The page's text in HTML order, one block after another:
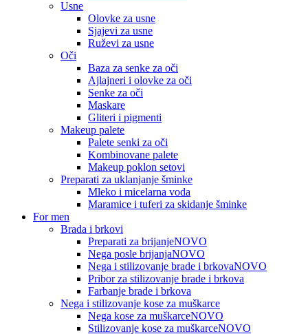
Usne
Olovke za usne
Sjajevi za usne
Ruževi za usne
Oči
Baza za senke za oči
Ajlajneri i olovke za oči
Senke za oči
Maskare
Gliteri i pigmenti
Makeup palete
Palete senki za oči
Kombinovane palete
Makeup poklon setovi
Preparati za uklanjanje šminke
Mleko i micelarna voda
Maramice i tuferi za skidanje šminke
For men
Brada i brkovi
Preparati za brijanjeNOVO
Nega posle brijanjaNOVO
Nega i stilizovanje brade i brkovaNOVO
Pribor za stilizovanje brade i brkova
Farbanje brade i brkova
Nega i stilizovanje kose za muškarce
Nega kose za muškarceNOVO
Stilizovanje kose za muškarceNOVO